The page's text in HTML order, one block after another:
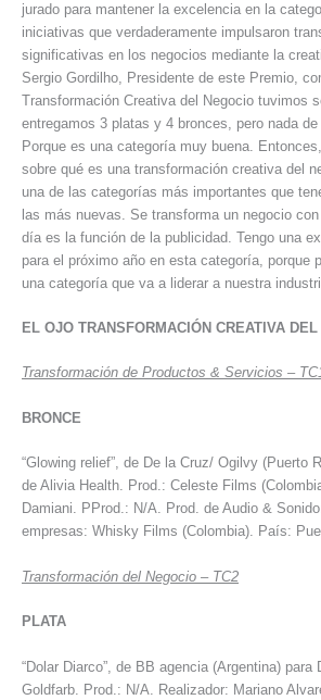
jurado para mantener la excelencia en la
iniciativas que verdaderamente impulsaron
significativas en los negocios mediante la
Sergio Gordilho, Presidente de este Premio,
Transformación Creativa del Negocio tuvimos
entregamos 3 platas y 4 bronces, pero nada
Porque es una categoría muy buena.
sobre qué es una transformación creativa del
una de las categorías más importantes que
las más nuevas. Se transforma un negocio
día es la función de la publicidad. Tengo una
para el próximo año en esta categoría, porque
una categoría que va a liderar a nuestra
EL OJO TRANSFORMACIÓN CREATIVA
Transformación de Productos & Servicios –
BRONCE
“Glowing relief”, de De la Cruz/ Ogilvy (Puerto
de Alivia Health. Prod.: Celeste Films
Damiani. PProd.: N/A. Prod. de Audio &
empresas: Whisky Films (Colombia). País:
Transformación del Negocio – TC2
PLATA
“Dolar Diarco”, de BB agencia (Argentina) para
Goldfarb. Prod.: N/A. Realizador: Mariano